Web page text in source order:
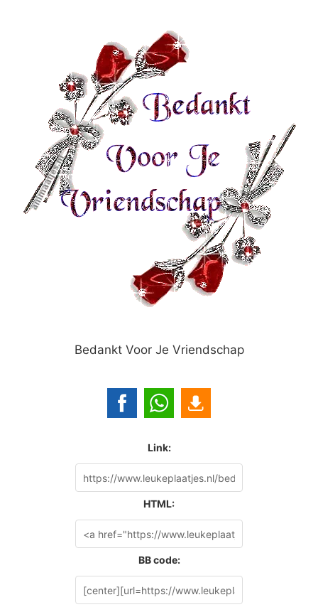
Bedankt Voor Je Vriendschap
Link:
HTML:
BB code: